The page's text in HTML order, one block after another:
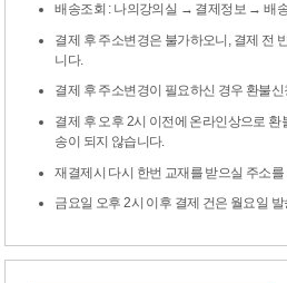
배송조회 : 나의강의실 → 결제정보 → 배
결제 후 주소변경은 불가하오니, 결제 전
니다.
결제 후 주소변경이 필요하신 경우 환불
결제 후 오후 2시 이전에 온라인상으로
송이 되지 않습니다.
재결제시 다시 한번 교재를 받으실 주소
금요일 오후 2시 이후 결제 건은 월요일